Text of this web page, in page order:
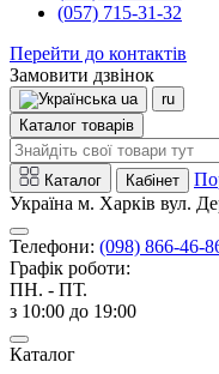
(057) 715-31-32
Перейти до контактів
Замовити дзвінок
ua
ru
Каталог товарів
Каталог Кабінет
Україна м. Харків вул.
Телефони: (098) 866-46-
Графік роботи:
ПН. - ПТ.
з 10:00 до 19:00
Каталог